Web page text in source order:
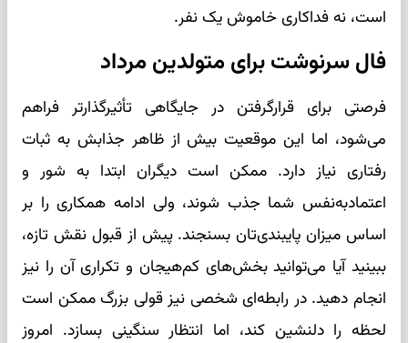
است، نه فداکاری خاموش یک نفر.
فال سرنوشت برای متولدین مرداد
فرصتی برای قرارگرفتن در جایگاهی تأثیرگذارتر فراهم
می‌شود، اما این موقعیت بیش از ظاهر جذابش به ثبات
رفتاری نیاز دارد. ممکن است دیگران ابتدا به شور و
اعتمادبه‌نفس شما جذب شوند، ولی ادامه همکاری را بر
اساس میزان پایبندی‌تان بسنجند. پیش از قبول نقش تازه،
ببینید آیا می‌توانید بخش‌های کم‌هیجان و تکراری آن را نیز
انجام دهید. در رابطه‌ای شخصی نیز قولی بزرگ ممکن است
لحظه را دلنشین کند، اما انتظار سنگینی بسازد. امروز